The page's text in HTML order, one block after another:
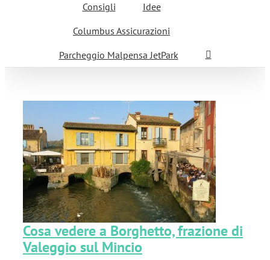
Consigli
Idee
Columbus Assicurazioni
Parcheggio Malpensa JetPark
Cosa vedere a Borghetto, frazione di
Valeggio sul Mincio